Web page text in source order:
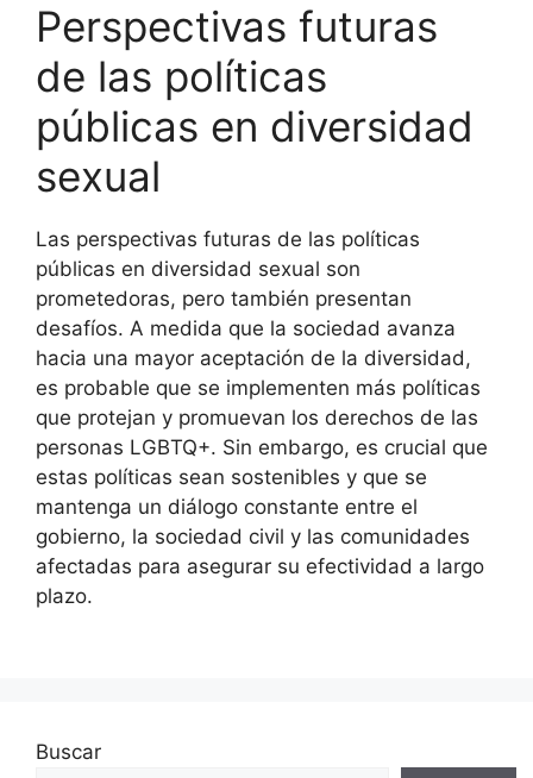
Perspectivas futuras
de las políticas
públicas en diversidad
sexual
Las perspectivas futuras de las políticas
públicas en diversidad sexual son
prometedoras, pero también presentan
desafíos. A medida que la sociedad avanza
hacia una mayor aceptación de la diversidad,
es probable que se implementen más políticas
que protejan y promuevan los derechos de las
personas LGBTQ+. Sin embargo, es crucial que
estas políticas sean sostenibles y que se
mantenga un diálogo constante entre el
gobierno, la sociedad civil y las comunidades
afectadas para asegurar su efectividad a largo
plazo.
Buscar